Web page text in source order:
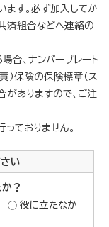
ます。必ず加入してか
済組合などへ連絡の
合、ナンバープレート
）保険の保険標章（ス
がありますので、ご注
ておりません。
い
？
役に立たなか